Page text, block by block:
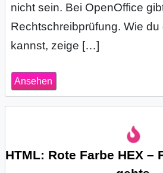
nicht sein. Bei OpenOffice
Rechtschreibprüfung. Wie
kannst, zeige […]
Ansehen
HTML: Rote Farbe HEX –